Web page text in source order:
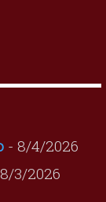
- 8/4/2026
3/2026